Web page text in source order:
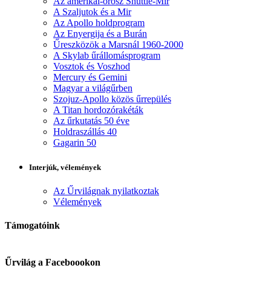
A Szaljutok és a Mir
Az Apollo holdprogram
Az Enyergija és a Burán
Űreszközök a Marsnál 1960-2000
A Skylab űrállomásprogram
Vosztok és Voszhod
Mercury és Gemini
Magyar a világűrben
Szojuz-Apollo közös űrrepülés
A Titan hordozórakéták
Az űrkutatás 50 éve
Holdraszállás 40
Gagarin 50
Interjúk, vélemények
Az Űrvilágnak nyilatkoztak
Vélemények
Támogatóink
Űrvilág a Faceboookon